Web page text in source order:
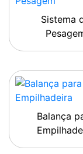
Sistema
Balança